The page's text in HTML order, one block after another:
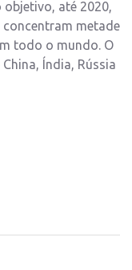
objetivo, até 2020,
metade
todo o mundo. O
Índia, Rússia